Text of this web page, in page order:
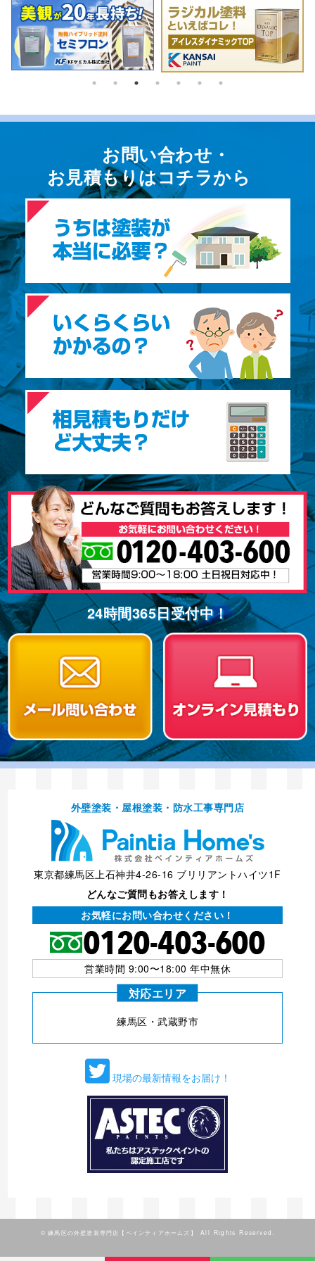
お問い合わせ・
お⾒積もりはコチラから
24時間365⽇受付中！
外壁塗装・屋根塗装・防⽔⼯事専⾨店
東京都練馬区上石神井4-26-16 ブリリアントハイツ1F
どんなご質問もお答えします！
お気軽にお問い合わせください！
営業時間 9:00〜18:00 年中無休
対応エリア
練⾺区・武蔵野市
現場の最新情報をお届け！
©練馬区の外壁塗装専門店【ペインティアホームズ】 All Rights Reserved.